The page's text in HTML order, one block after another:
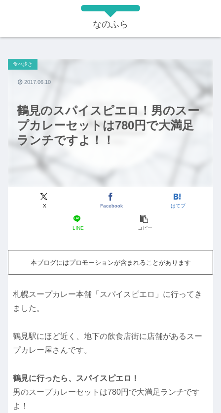
なのふら
鶴見のスパイスピエロ！男のスー
プカレーセットは780円で大満足
ランチですよ！！
食べ歩き
X Facebook はてブ
LINE コピー
2017.06.10
本ブログにはプロモーションが含まれることがあります
札幌スープカレー本舗「スパイスピエロ」に行ってき
ました。
鶴見駅にほど近く、地下の飲食店街に店舗があるスー
プカレー屋さんです。
鶴見に行ったら、スパイスピエロ！
男のスープカレーセットは780円で大満足ランチです
よ！